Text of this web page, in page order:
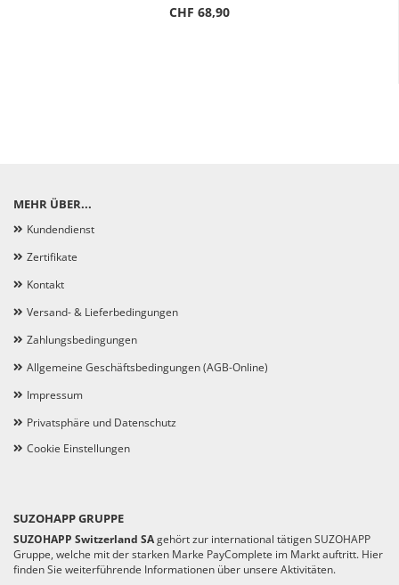
CHF 68,90
MEHR ÜBER...
Kundendienst
Zertifikate
Kontakt
Versand- & Lieferbedingungen
Zahlungsbedingungen
Allgemeine Geschäftsbedingungen (AGB-Online)
Impressum
Privatsphäre und Datenschutz
Cookie Einstellungen
SUZOHAPP GRUPPE
SUZOHAPP Switzerland SAgehört zur international tätigen SUZOHAPP
Gruppe, welche mit der starken Marke PayComplete im Markt auftritt. Hier
finden Sie weiterführende Informationen über unsere Aktivitäten.